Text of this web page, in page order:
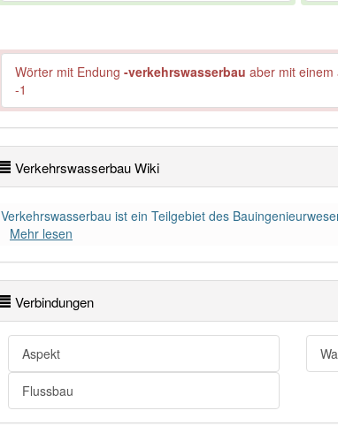
Wörter mit Endung -verkehrswasserbau aber mit einem
-1
Verkehrswasserbau Wiki
Verkehrswasserbau ist ein Teilgebiet des
Mehr lesen
Verbindungen
Aspekt
Flussbau